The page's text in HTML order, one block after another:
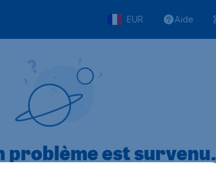
EUR Aide
problème est survenu.